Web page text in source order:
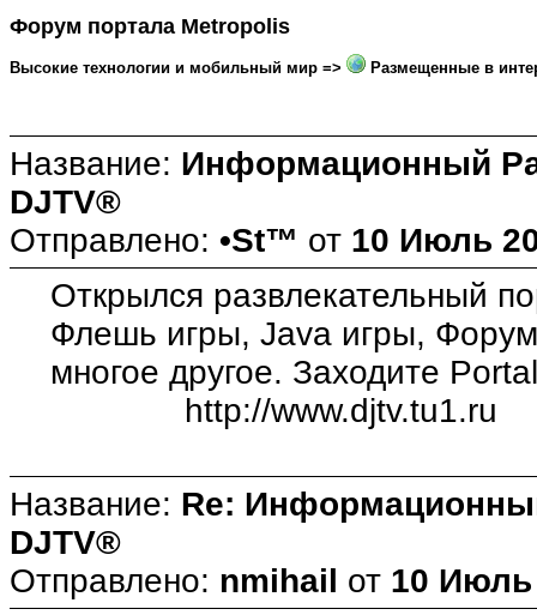
Форум портала Metropolis
Высокие технологии и мобильный мир => Размещенные в
Название: Информационный
DJTV®
Отправлено: •St™ от 10 Июль
Открылся развлекательный
Флешь игры, Java игры,
многое другое. Заходите
http://www.djtv.tu1.ru
Название: Re:
DJTV®
Отправлено: nmihail от 10 Июль